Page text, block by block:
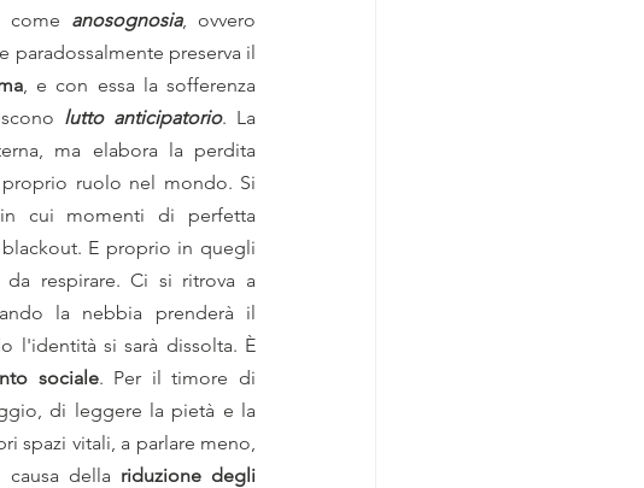
come anosognosia, ovvero
preserva il
, e con essa la sofferenza
lutto anticipatorio. La
ma elabora la perdita
ruolo nel mondo. Si
cui momenti di perfetta
E proprio in quegli
respirare. Ci si ritrova a
la nebbia prenderà il
l'identità si sarà dissolta. È
sociale. Per il timore di
di leggere la pietà e la
spazi vitali, a parlare meno,
causa della riduzione degli